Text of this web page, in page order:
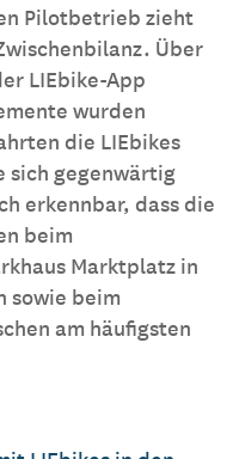
Pilotbetrieb zieht
Über
LIEbike-App
wurden
die LIEbikes
sich gegenwärtig
erkennbar, dass die
beim
Marktplatz in
sowie beim
am häufigsten